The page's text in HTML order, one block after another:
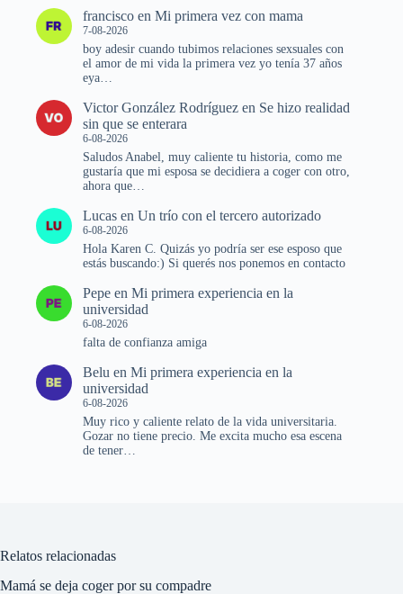
francisco en Mi primera vez con mama
7-08-2026
boy adesir cuando tubimos relaciones sexsuales con
el amor de mi vida la primera vez yo tenía 37 años
eya…
Victor González Rodríguez en Se hizo realidad
sin que se enterara
6-08-2026
Saludos Anabel, muy caliente tu historia, como me
gustaría que mi esposa se decidiera a coger con otro,
ahora que…
Lucas en Un trío con el tercero autorizado
6-08-2026
Hola Karen C. Quizás yo podría ser ese esposo que
estás buscando:) Si querés nos ponemos en contacto
Pepe en Mi primera experiencia en la
universidad
6-08-2026
falta de confianza amiga
Belu en Mi primera experiencia en la
universidad
6-08-2026
Muy rico y caliente relato de la vida universitaria.
Gozar no tiene precio. Me excita mucho esa escena
de tener…
Relatos relacionadas
Mamá se deja coger por su compadre